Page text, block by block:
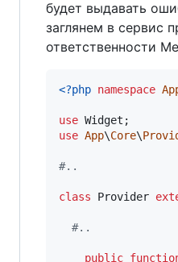
будет выдавать
заглянем в сервис
ответственности
<?php namespace
use Widget
use App\Core\
#..
class Provider
#..
public